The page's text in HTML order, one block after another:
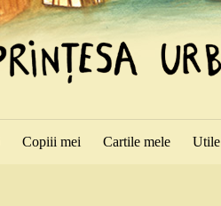
Copiii mei Cartile mele Utile